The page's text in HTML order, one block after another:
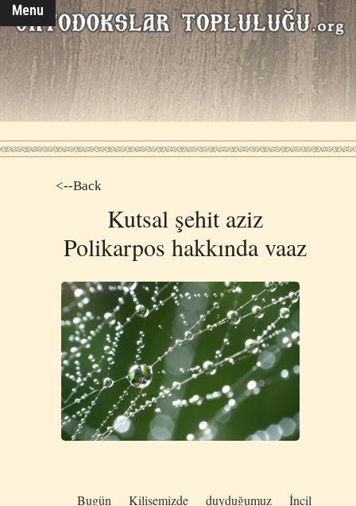
Menu
<--Back
Kutsal şehit aziz
Polikarpos hakkında vaaz
Bugün Kilisemizde duyduğumuz İncil